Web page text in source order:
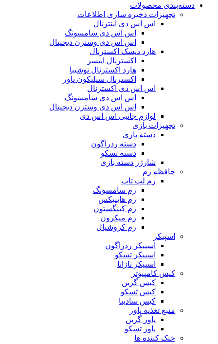
دسته‌بندی محصولات
تجهیزات ذخیره سازی اطلاعات
اس اس دی اینترنال
اس اس دی سامسونگ
اس اس دی وسترن دیجیتال
هارد دیسک اکسترنال
اکسترنال اپیسر
هارد اکسترنال توشیبا
اکسترنال سیلیکون پاور
اس اس دی اکسترنال
اس اس دی سامسونگ
اس اس دی وسترن دیجیتال
لوازم جانبی اس اس دی
تجهیزات بازی
دسته بازی
دسته ردراگون
دسته تسکو
شارژر دسته بازی
حافظه رم
رم لپ تاپ
رم سامسونگ
رم هاینیکس
رم کینگستون
رم میکرون
رم کروشیال
اسپیکر
اسپیکر ردراگون
اسپیکر تسکو
اسپیکر تازاتا
کیس کامپیوتر
کیس گرین
کیس تسکو
کیس سادیتا
منبع تغذیه‌ پاور
پاور گرین
پاور تسکو
خنک کننده ها